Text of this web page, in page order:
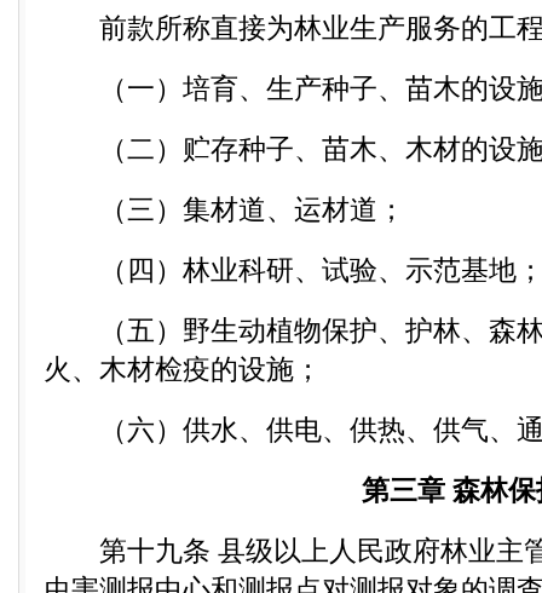
前款所称直接为林业生产服务的工
（一）培育、生产种子、苗木的设
（二）贮存种子、苗木、木材的设
（三）集材道、运材道；
（四）林业科研、试验、示范基地
（五）野生动植物保护、护林、森林
火、木材检疫的设施；
（六）供水、供电、供热、供气、
第三章 森林保
第十九条 县级以上人民政府林业主